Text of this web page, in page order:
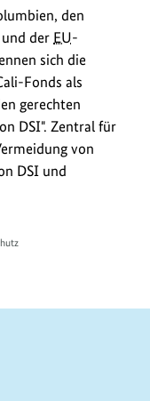
den
der EU-
sich die
Fonds als
gerechten
DSI". Zentral für
von
DSI und